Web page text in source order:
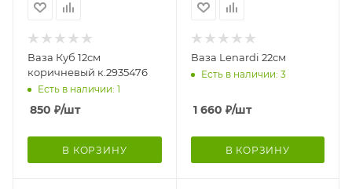
Ваза Куб 12см
коричневый к.2935476
Есть в наличии: 1
850 ₽/шт
В КОРЗИНУ
Ваза Lenardi 22см
Есть в наличии: 3
1 660 ₽/шт
В КОРЗИНУ